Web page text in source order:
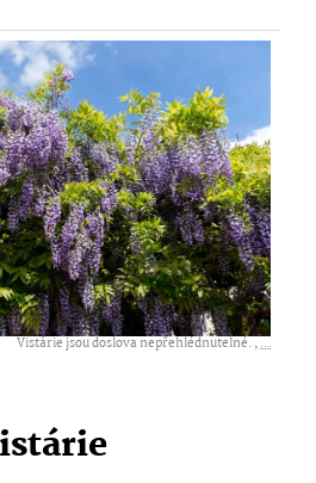
Vistárie jsou doslova nepřehlédnutelné. ,...